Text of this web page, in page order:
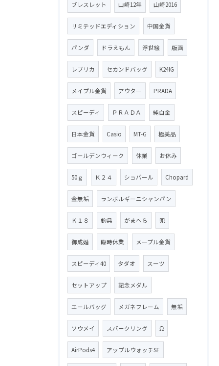
ブレスレット 山崎12年 山崎2016
リミテッドエディション 中国金貨
パンダ ドラえもん 浮世絵 版画
レプリカ セカンドバッグ K24IG
メイプル金貨 アウター PRADA
スピーディ ＰＲＡＤＡ 純白金
日本金貨 Casio MT-G 極美品
ゴールデンウィーク 休業 お休み
50ｇ Ｋ２４ ショパール Chopard
金無垢 ランボルギーニシャンパン
Ｋ１８ 釣具 がまへら 兜
御成婚 臨時休業 メープル金貨
スピーディ40 タダオ スーツ
セットアップ 記念メダル
エールバッグ メガネフレーム 無垢
ソウメイ スパークリング Ω
AirPods4 アップルウォッチSE